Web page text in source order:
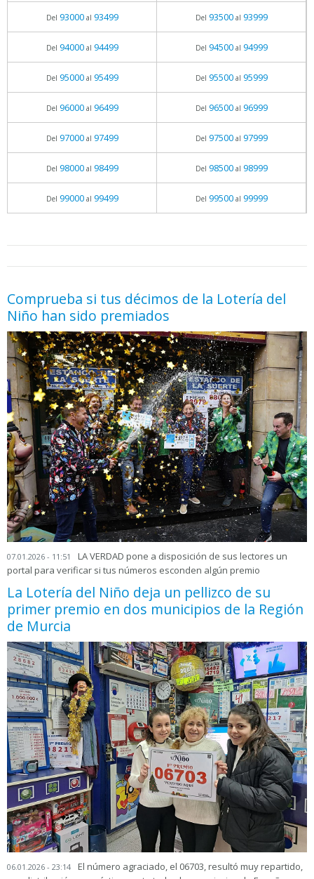
Del 93000al 93499 Del 93500al 93999
Del 94000al 94499 Del 94500al 94999
Del 95000al 95499 Del 95500al 95999
Del 96000al 96499 Del 96500al 96999
Del 97000al 97499 Del 97500al 97999
Del 98000al 98499 Del 98500al 98999
Del 99000al 99499 Del 99500al 99999
Comprueba si tus décimos de la Lotería del
Niño han sido premiados
07.01.2026 - 11:51
LA VERDAD pone a disposición de sus lectores un
portal para verificar si tus números esconden algún premio
La Lotería del Niño deja un pellizco de su
primer premio en dos municipios de la Región
de Murcia
06.01.2026 - 23:14
El número agraciado, el 06703, resultó muy repartido,